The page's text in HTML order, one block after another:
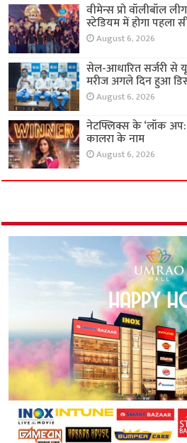
वीमेन्स प्रो वॉलीबॉल
स्टेडियम में होगा पहला
August 6, 2026
सेल-आधारित सर्जरी से
मरीज अगले दिन हुआ
August 6, 2026
नेटफ्लिक्स के ‘लॉक अप:
कालरा के नाम
August 6, 2026